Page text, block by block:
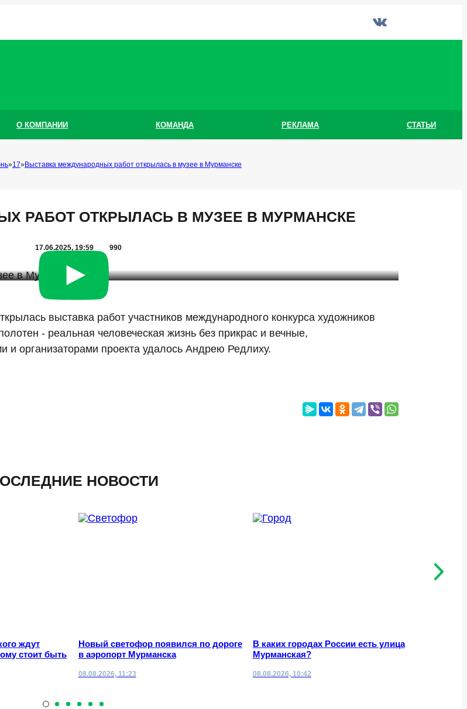
О КОМПАНИИ КОМАНДА РЕКЛАМА СТАТЬИ
17 Выставка международных работ открылась в музее в Мурманске
РАБОТ ОТКРЫЛАСЬ В МУЗЕЕ В МУРМАНСКЕ
17.06.2025, 19:59 990
выставка работ участников международного конкурса художников
- реальная человеческая жизнь без прикрас и вечные,
и организаторами проекта удалось Андрею Редлиху.
НОВОСТИ
ждут
стоит быть
Новый светофор появился по дороге
в аэропорт Мурманска
08.08.2026, 11:23
В каких городах России есть улица
Мурманская?
08.08.2026, 10:42